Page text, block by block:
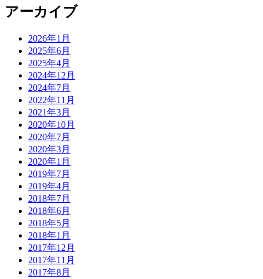
アーカイブ
2026年1月
2025年6月
2025年4月
2024年12月
2024年7月
2022年11月
2021年3月
2020年10月
2020年7月
2020年3月
2020年1月
2019年7月
2019年4月
2018年7月
2018年6月
2018年5月
2018年1月
2017年12月
2017年11月
2017年8月